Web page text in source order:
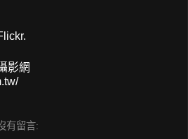
影網
有留言: